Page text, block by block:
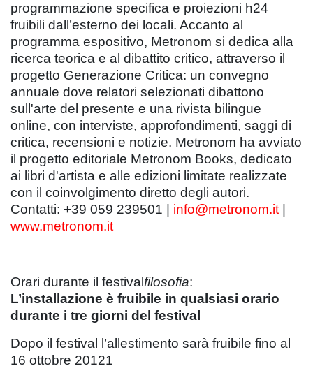
programmazione specifica e proiezioni h24
fruibili dall’esterno dei locali. Accanto al
programma espositivo, Metronom si dedica alla
ricerca teorica e al dibattito critico, attraverso il
progetto Generazione Critica: un convegno
annuale dove relatori selezionati dibattono
sull'arte del presente e una rivista bilingue
online, con interviste, approfondimenti, saggi di
critica, recensioni e notizie. Metronom ha avviato
il progetto editoriale Metronom Books, dedicato
ai libri d'artista e alle edizioni limitate realizzate
con il coinvolgimento diretto degli autori.
Contatti: +39 059 239501 | info@metronom.it
www.metronom.it
Orari durante il festivalfilosofia:
L’installazione è fruibile in qualsiasi orario
durante i tre giorni del festival
Dopo il festival l’allestimento sarà fruibile fino al
16 ottobre 20121